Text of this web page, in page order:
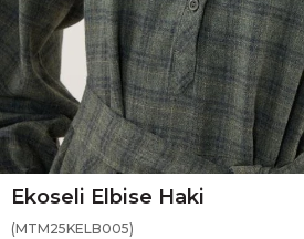
Ekoseli Elbise Haki
(MTM25KELB005)